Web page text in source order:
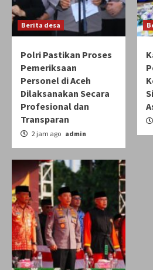
Berita desa
Polri Pastikan Proses
Pemeriksaan
Personel di Aceh
Dilaksanakan Secara
Profesional dan
Transparan
2 jam ago admin